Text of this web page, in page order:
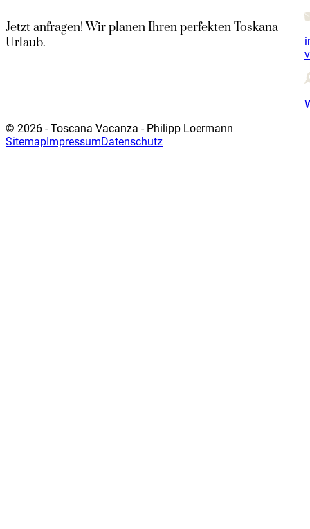
Jetzt anfragen! Wir planen Ihren perfekten Toskana-
Urlaub.
© 2026 - Toscana Vacanza - Philipp Loermann
SitemapImpressumDatenschutz